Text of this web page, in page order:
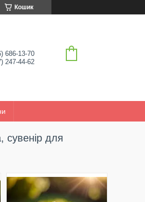
Кошик
686-13-70
247-44-62
сувенір для